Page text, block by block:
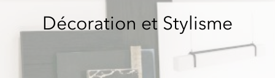
Décoration et Stylisme